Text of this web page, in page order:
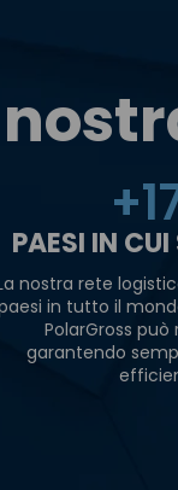
+
PAESI IN
nostra rete
in tutto il
PolarGross
garantendo